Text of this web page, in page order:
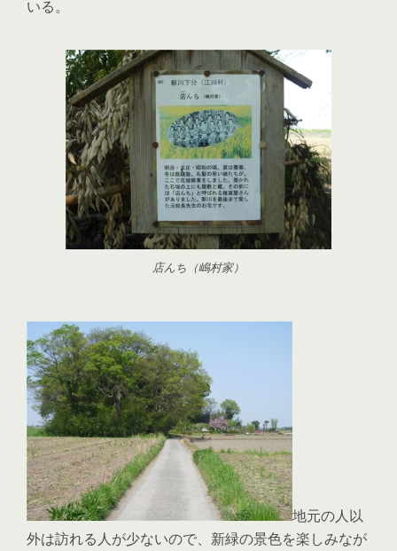
いる。
店んち（嶋村家）
地元の人以
外は訪れる人が少ないので、新緑の景色を楽しみなが